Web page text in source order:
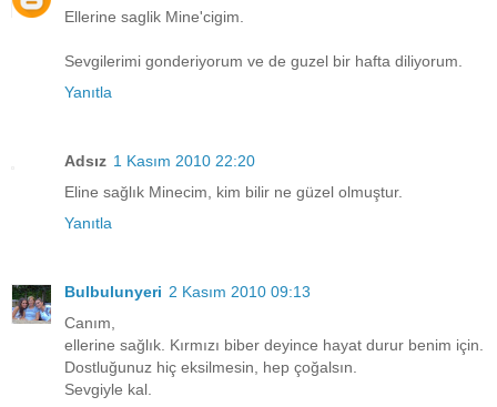
Ellerine saglik Mine'cigim.
Sevgilerimi gonderiyorum ve de guzel bir hafta diliyorum.
Yanıtla
Adsız 1 Kasım 2010 22:20
Eline sağlık Minecim, kim bilir ne güzel olmuştur.
Yanıtla
Bulbulunyeri 2 Kasım 2010 09:13
Canım,
ellerine sağlık. Kırmızı biber deyince hayat durur benim için.
Dostluğunuz hiç eksilmesin, hep çoğalsın.
Sevgiyle kal.